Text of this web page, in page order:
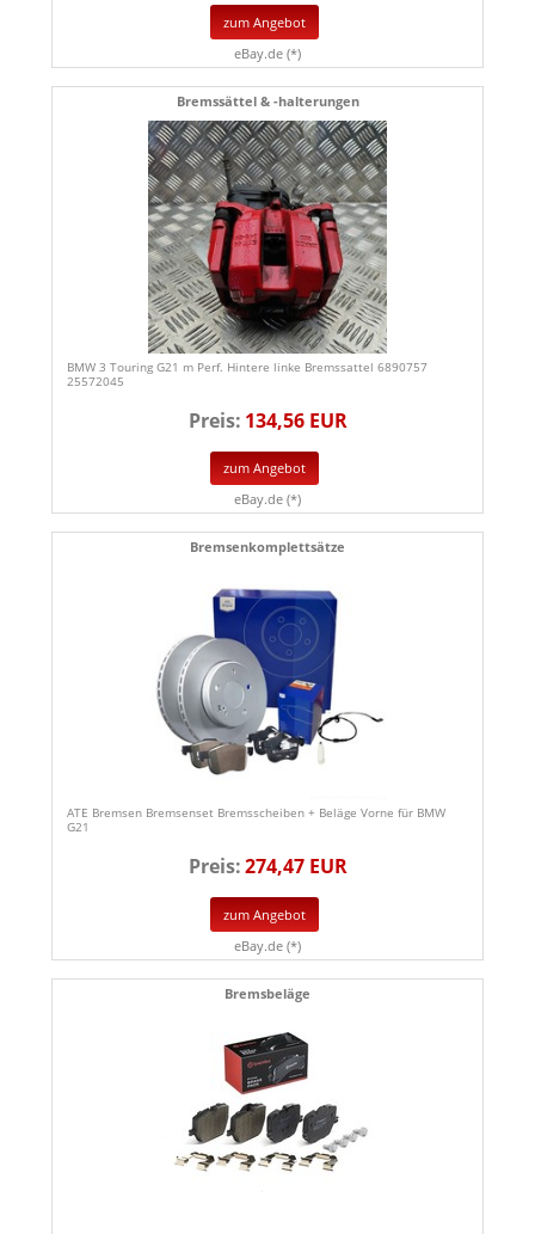
zum Angebot
eBay.de (*)
Bremssättel & -halterungen
BMW 3 Touring G21 m Perf. Hintere linke Bremssattel 6890757
25572045
Preis: 134,56 EUR
zum Angebot
eBay.de (*)
Bremsenkomplettsätze
ATE Bremsen Bremsenset Bremsscheiben + Beläge Vorne für BMW
G21
Preis:274,47 EUR
zum Angebot
eBay.de (*)
Bremsbeläge